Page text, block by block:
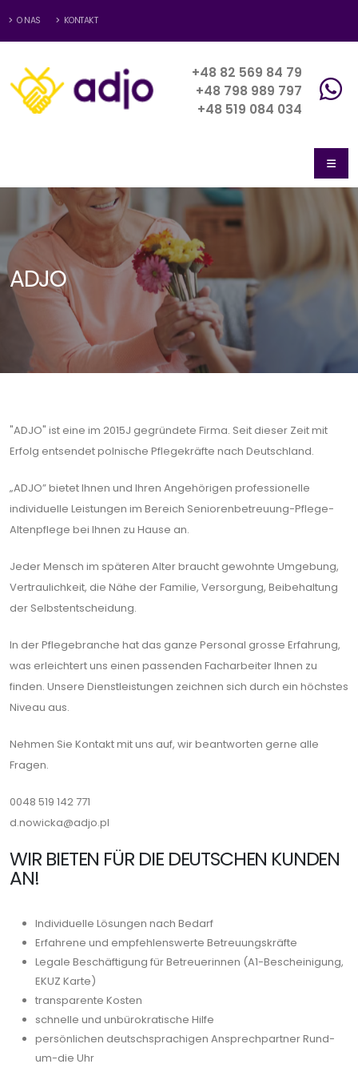
O NAS KONTAKT
+48 82 569 84 79
+48 798 989 797
+48 519 084 034
ADJO
"ADJO" ist eine im 2015J gegründete Firma. Seit dieser Zeit mit
Erfolg entsendet polnische Pflegekräfte nach Deutschland.
„ADJO” bietet Ihnen und Ihren Angehörigen professionelle
individuelle Leistungen im Bereich Seniorenbetreuung-Pflege-
Altenpflege bei Ihnen zu Hause an.
Jeder Mensch im späteren Alter braucht gewohnte Umgebung,
Vertraulichkeit, die Nähe der Familie, Versorgung, Beibehaltung
der Selbstentscheidung.
In der Pflegebranche hat das ganze Personal grosse Erfahrung,
was erleichtert uns einen passenden Facharbeiter Ihnen zu
finden. Unsere Dienstleistungen zeichnen sich durch ein höchstes
Niveau aus.
Nehmen Sie Kontakt mit uns auf, wir beantworten gerne alle
Fragen.
0048 519 142 771
d.nowicka@adjo.pl
WIR BIETEN FÜR DIE DEUTSCHEN KUNDEN
AN!
Individuelle Lösungen nach Bedarf
Erfahrene und empfehlenswerte Betreuungskräfte
Legale Beschäftigung für Betreuerinnen (A1-Bescheinigung,
EKUZ Karte)
transparente Kosten
schnelle und unbürokratische Hilfe
persönlichen deutschsprachigen Ansprechpartner Rund-
um-die Uhr